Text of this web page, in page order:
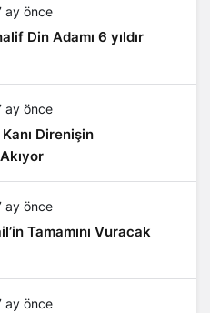
ay önce
Din Adamı 6 yıldır
ay önce
Direnişin
ay önce
Tamamını Vuracak
ay önce